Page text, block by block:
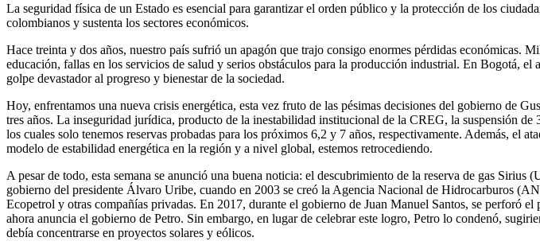
La seguridad física de un Estado es esencial para garantizar el orden público y la protección de los
colombianos y sustenta los sectores económicos.
Hace treinta y dos años, nuestro país sufrió un apagón que trajo consigo enormes pérdidas económicas.
educación, fallas en los servicios de salud y serios obstáculos para la producción industrial. En Bogotá,
golpe devastador al progreso y bienestar de la sociedad.
Hoy, enfrentamos una nueva crisis energética, esta vez fruto de las pésimas decisiones del gobierno de
tres años. La inseguridad jurídica, producto de la inestabilidad institucional de la CREG, la suspensión
los cuales solo tenemos reservas probadas para los próximos 6,2 y 7 años, respectivamente. Además, el
modelo de estabilidad energética en la región y a nivel global, estemos retrocediendo.
A pesar de todo, esta semana se anunció una buena noticia: el descubrimiento de la reserva de gas
gobierno del presidente Álvaro Uribe, cuando en 2003 se creó la Agencia Nacional de Hidrocarburos
Ecopetrol y otras compañías privadas. En 2017, durante el gobierno de Juan Manuel Santos, se perforó
ahora anuncia el gobierno de Petro. Sin embargo, en lugar de celebrar este logro, Petro lo condenó,
debía concentrarse en proyectos solares y eólicos.